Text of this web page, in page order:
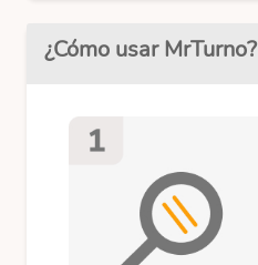
¿Cómo usar MrTurno?